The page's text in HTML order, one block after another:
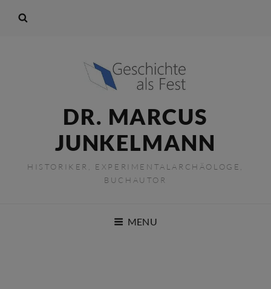
DR. MARCUS
JUNKELMANN
HISTORIKER, EXPERIMENTALARCHÄOLOGE,
BUCHAUTOR
MENU